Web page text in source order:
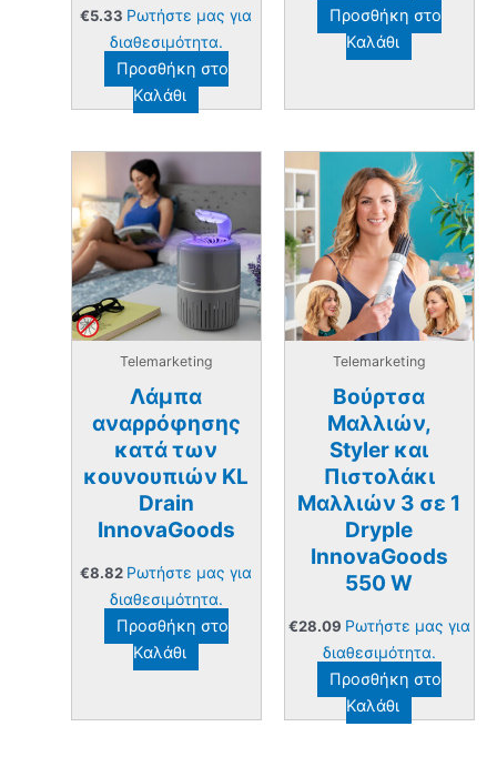
€5.33 Ρωτήστε μας για
διαθεσιμότητα.
Προσθήκη στο
Καλάθι
Προσθήκη στο
Καλάθι
Telemarketing
Λάμπα
αναρρόφησης
κατά των
κουνουπιών KL
Drain
InnovaGoods
€8.82 Ρωτήστε μας για
διαθεσιμότητα.
Προσθήκη στο
Καλάθι
Telemarketing
Βούρτσα
Mαλλιών,
Styler και
Πιστολάκι
Μαλλιών 3 σε 1
Dryple
InnovaGoods
550 W
€28.09 Ρωτήστε μας για
διαθεσιμότητα.
Προσθήκη στο
Καλάθι